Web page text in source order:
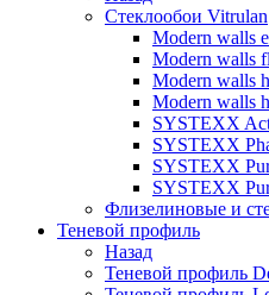
Стеклообои Vitrulan
Modern walls
Modern walls
Modern walls
Modern walls
SYSTEXX
SYSTEXX
SYSTEXX
SYSTEXX
Флизелиновые и
Теневой профиль
Назад
Теневой профиль